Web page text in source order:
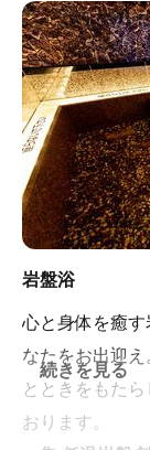
用ください。（
・プレミアムル
しました。ゆっ
キリするもよし
なっております
・ワーキングス
スペースと有料
意しました。
ゆっくり読書を
・ フリーエリア
ろげるフリーエ
・ プレイエリア
意しました。
岩盤浴
心と身体を癒
なたをお出迎
とときをもた
おります。
続きを見る